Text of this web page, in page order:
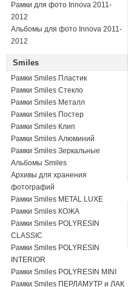
Рамки для фото Innova 2011-
2012
Альбомы для фото Innova 2011-
2012
Smiles
Рамки Smiles Пластик
Рамки Smiles Стекло
Рамки Smiles Металл
Рамки Smiles Постер
Рамки Smiles Клип
Рамки Smiles Алюминий
Рамки Smiles Зеркальные
Альбомы Smiles
Архивы для хранения
фотографий
Рамки Smiles METAL LUXE
Рамки Smiles КОЖА
Рамки Smiles POLYRESIN
CLASSIC
Рамки Smiles POLYRESIN
INTERIOR
Рамки Smiles POLYRESIN MINI
Рамки Smiles ПЕРЛАМУТР и ЛАК